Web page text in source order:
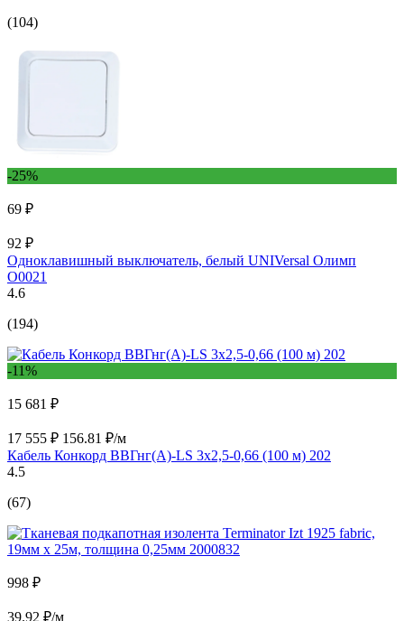
(104)
-25%
69 ₽
92 ₽
Одноклавишный выключатель, белый UNIVersal Олимп
О0021
4.6
(194)
-11%
15 681 ₽
17 555 ₽ 156.81 ₽/м
Кабель Конкорд ВВГнг(А)-LS 3х2,5-0,66 (100 м) 202
4.5
(67)
998 ₽
39.92 ₽/м